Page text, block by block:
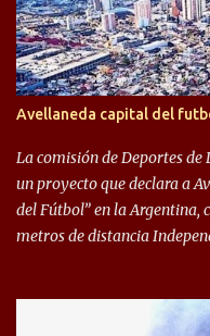
dejar en el olvido. Es que
0, se consagró campeón y,
rival. El clásico de
algo totalmente inusual
permite encuentros de
década del ochenta y con
Avellaneda capital del
La comisión de Deportes
un proyecto que declara a
del Fútbol” en la Argentina,
metros de distancia
Libertadores de América)